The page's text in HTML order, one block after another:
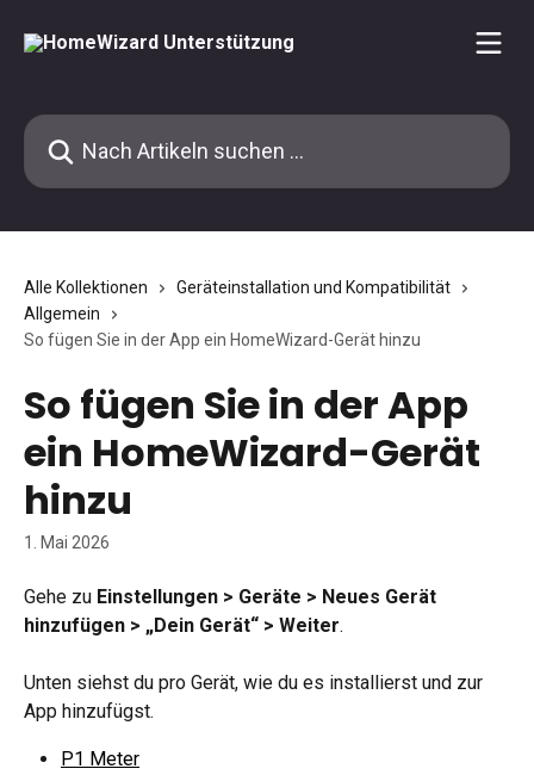
Nach Artikeln suchen …
Alle Kollektionen
Geräteinstallation und Kompatibilität
Allgemein
So fügen Sie in der App ein HomeWizard-Gerät hinzu
So fügen Sie in der App
ein HomeWizard-Gerät
hinzu
1. Mai 2026
Gehe zu Einstellungen > Geräte > Neues Gerät
hinzufügen > „Dein Gerät“ > Weiter.
Unten siehst du pro Gerät, wie du es installierst und zur
App hinzufügst.
P1 Meter